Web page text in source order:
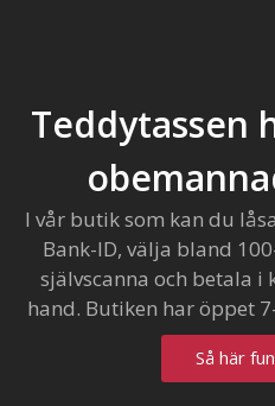
Teddytassen
I vår butik som kan du
Bank-ID, välja bland
självscanna och betala i
hand. Butiken har öppet
Så här